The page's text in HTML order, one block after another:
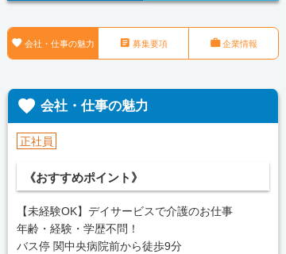
 会社・仕事の魅力  募集要項 企業情報
 会社・仕事の魅力
正社員
《おすすめポイント》
【未経験OK】デイサービスで介護のお仕事
年齢・経験・学歴不問！
バス停 関中央病院前から徒歩9分